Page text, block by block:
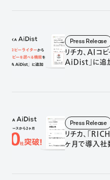
Press Release
リチカ、AIコ
AiDist」に追
Press Release
リチカ、「
ヶ月で導入社